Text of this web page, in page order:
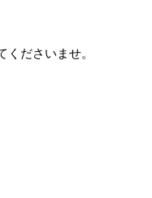
ださいませ。